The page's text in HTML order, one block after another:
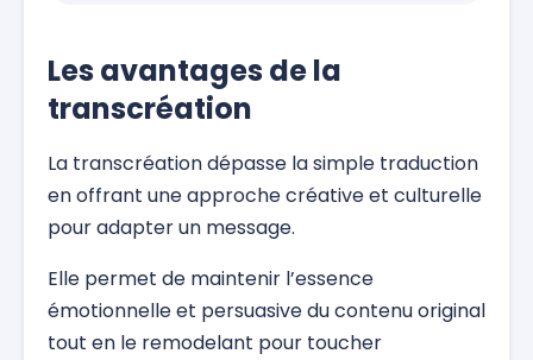
Les avantages de la
transcréation
La transcréation dépasse la simple traduction
en offrant une approche créative et culturelle
pour adapter un message.
Elle permet de maintenir l’essence
émotionnelle et persuasive du contenu original
tout en le remodelant pour toucher